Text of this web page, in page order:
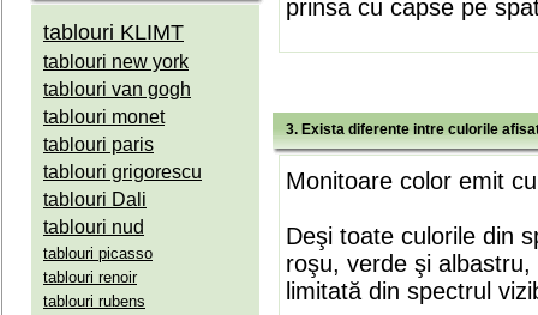
tablouri KLIMT
tablouri new york
tablouri van gogh
tablouri monet
tablouri paris
tablouri grigorescu
tablouri Dali
tablouri nud
tablouri picasso
tablouri renoir
tablouri rubens
prinsa cu capse pe
3. Exista diferente intre culorile
Monitoare color emit
Deşi toate culorile din
roşu, verde şi
limitată din spectrul